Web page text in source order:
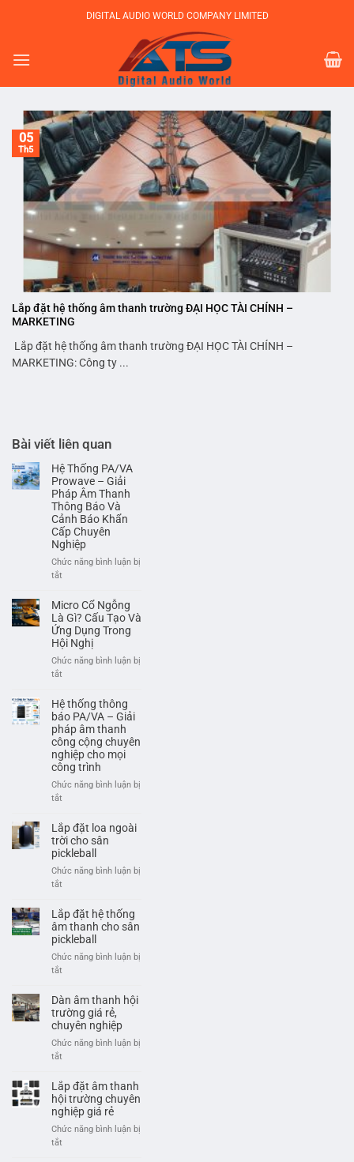
dung
DIGITAL AUDIO WORLD COMPANY LIMITED
Lắp đặt hệ thống âm thanh trường ĐẠI HỌC TÀI CHÍNH –
MARKETING
Lắp đặt hệ thống âm thanh trường ĐẠI HỌC TÀI CHÍNH –
MARKETING: Công ty ...
05
Th5
Bài viết liên quan
Hệ Thống PA/VA
Prowave – Giải
Pháp Âm Thanh
Thông Báo Và
Cảnh Báo Khẩn
Cấp Chuyên
Nghiệp
Chức năng bình luận bị
tắt
Thống
PA/VA
Prowave
–
Giải
Thông
Báo
Và
Cảnh
Báo
Khẩn
Cấp
Micro Cổ Ngỗng
Là Gì? Cấu Tạo Và
Ứng Dụng Trong
Hội Nghị
Chức năng bình luận bị
tắt
Cổ
Ngỗng
Là
Gì?
Cấu
Tạo
Và
Trong
Hội
Nghị
Hệ thống thông
báo PA/VA – Giải
pháp âm thanh
công cộng chuyên
nghiệp cho mọi
công trình
Chức năng bình luận bị
tắt
thống
thông
báo
PA/VA
âm
thanh
công
cộng
cho
mọi
công
trình
Lắp đặt loa ngoài
trời cho sân
pickleball
Chức năng bình luận bị
tắt
đặt
loa
ngoài
trời
Lắp đặt hệ thống
âm thanh cho sân
pickleball
Chức năng bình luận bị
tắt
đặt
hệ
thống
âm
pickleball
Dàn âm thanh hội
trường giá rẻ,
chuyên nghiệp
Chức năng bình luận bị
tắt
âm
thanh
hội
trường
Lắp đặt âm thanh
hội trường chuyên
nghiệp giá rẻ
Chức năng bình luận bị
tắt